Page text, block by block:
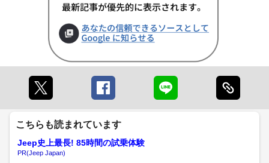
こちらも読まれています
Jeep史上最長! 85時間の試乗体験
PR(Jeep Japan)